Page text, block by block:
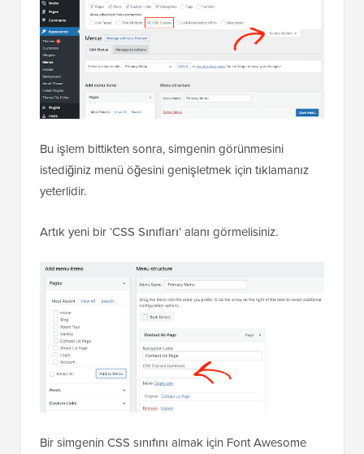
Bu işlem bittikten sonra, simgenin görünmesini
istediğiniz menü öğesini genişletmek için tıklamanız
yeterlidir.
Artık yeni bir ‘CSS Sınıfları’ alanı görmelisiniz.
Bir simgenin CSS sınıfını almak için Font Awesome